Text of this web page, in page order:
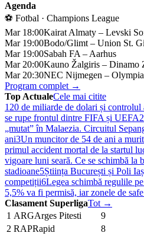
Agenda
⚽ Fotbal · Champions League
Mar 18:00Kairat Almaty – Levski
Mar 19:00Bodo/Glimt – Union St.
Mar 19:00Sabah FA – Aarhus
Mar 20:00Kauno Žalgiris – Dinamo
Mar 20:30NEC Nijmegen –
Program complet →
Top ActualeCele mai citite
1 20 de miliarde de dolari și
se rupe frontul dintre FIFA și UEFA2
„mutat” în Malaezia. Circuitul
ani3Un muncitor de 54 de ani a
primul accident mortal de la startul
vigoare luni seară. Ce se schimbă la
stadioane5Știința București și Poli
competiții6Legea schimbă regulile
5,5% va fi permisă, iar zonele de
Clasament SuperligaTot →
1 ARGArges Pitesti
9
2 RAPRapid
8